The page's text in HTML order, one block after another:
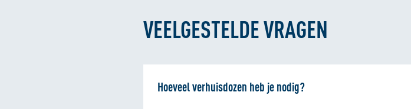
VEELGESTELDE VRAGEN
Hoeveel verhuisdozen heb je nodig?